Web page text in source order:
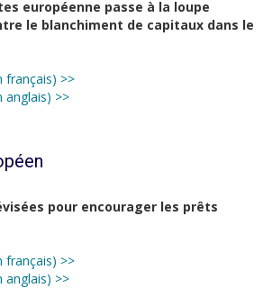
européenne passe à la loupe
le blanchiment de capitaux dans le
français) >>
anglais) >>
pour encourager les prêts
français) >>
anglais) >>